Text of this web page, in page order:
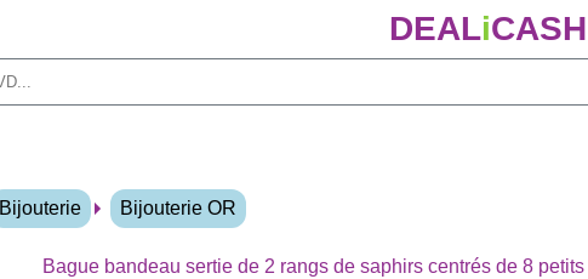
DEALiCASH
Bijouterie Bijouterie OR
Bague bandeau sertie de 2 rangs de saphirs centrés de 8